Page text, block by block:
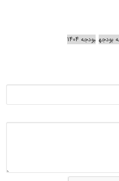
بودجه بودجه 1404